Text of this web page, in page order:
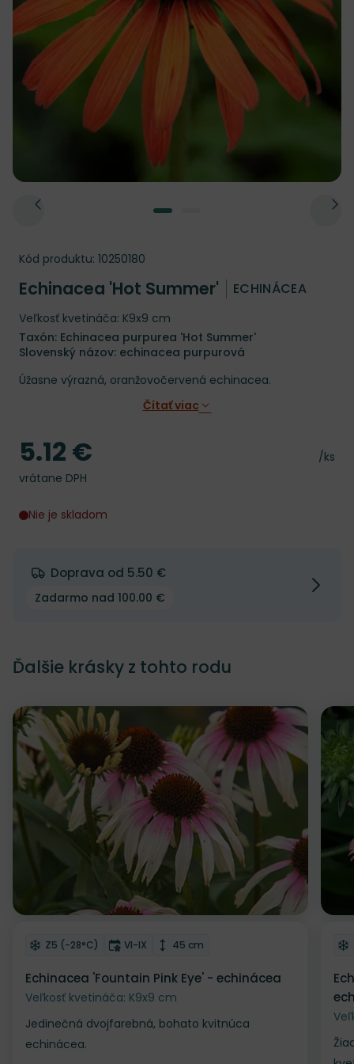
Kód produktu: 10250180
Echinacea 'Hot Summer' ECHINÁCEA
Veľkosť kvetináča: K9x9 cm
Taxón: Echinacea purpurea 'Hot Summer'
Slovenský názov: echinacea purpurová
Úžasne výrazná, oranžovočervená echinacea.
Čítať viac
Cena
/ks
Cena
5.12 €
vrátane DPH
Nie je skladom
Doprava od 5.50 €
Zadarmo nad 100.00 €
Ďalšie krásky z tohto rodu
Odober do zoznamu želaní
Mrazuvzdornosť
Z5 (-28°C) Doba kvitnutia
VI-IX Výška rastliny
45 cm
Echinacea 'Fountain Pink Eye' - echinácea
Veľkosť kvetináča: K9x9 cm
Jedinečná dvojfarebná, bohato kvitnúca
echinácea.